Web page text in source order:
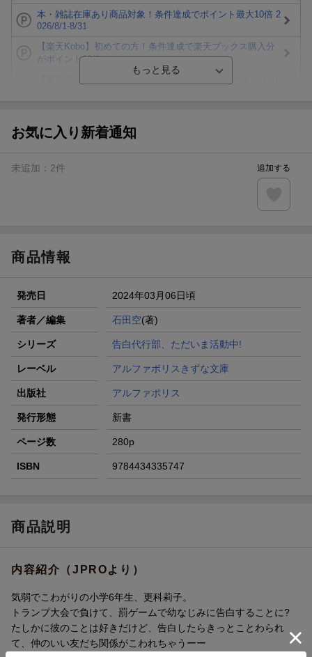
本・雑誌在庫あり商品対象！条件達成でポイント最大10倍 2
026/8/1-8/31
【楽天Kobo】初めての方！条件達成で楽天ブックス購入分
がポイント20倍
ト山分け
楽天モバイル紹介キャンペーンの拡散で300円OFFクーポン
条件達成で楽天限定・宝塚歌劇 宙組貸切公演ペアチケット
お気に入り新着通知
未追加： 2件 追加する
商品情報
発売日 2024年03月06日頃
著者／編集 石田空(著)
シリーズ 告白代行部、ただいま活動中!
レーベル アルファポリスきずな文庫
出版社 アルファポリス
発行形態 新書
ページ数 280p
ISBN 9784434335747
商品説明
内容紹介（JPROより）
気弱でこわがりの小学6年生、更科莉子。
トランプ大会で負けて、罰ゲームで幼なじみに告白することに?
たしかに彼のことは好きだけど、告白したらきっとことわられ
て、仲のいい友だち関係がこわれちゃうーー